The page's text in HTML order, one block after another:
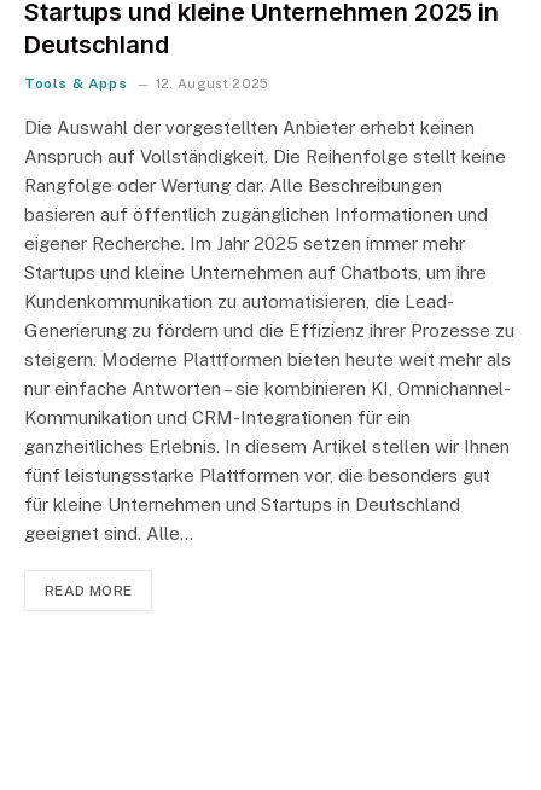
Startups und kleine Unternehmen 2025 in
Deutschland
Tools & Apps 12. August 2025
Die Auswahl der vorgestellten Anbieter erhebt keinen
Anspruch auf Vollständigkeit. Die Reihenfolge stellt keine
Rangfolge oder Wertung dar. Alle Beschreibungen
basieren auf öffentlich zugänglichen Informationen und
eigener Recherche. Im Jahr 2025 setzen immer mehr
Startups und kleine Unternehmen auf Chatbots, um ihre
Kundenkommunikation zu automatisieren, die Lead-
Generierung zu fördern und die Effizienz ihrer Prozesse zu
steigern. Moderne Plattformen bieten heute weit mehr als
nur einfache Antworten – sie kombinieren KI, Omnichannel-
Kommunikation und CRM-Integrationen für ein
ganzheitliches Erlebnis. In diesem Artikel stellen wir Ihnen
fünf leistungsstarke Plattformen vor, die besonders gut
für kleine Unternehmen und Startups in Deutschland
geeignet sind. Alle…
READ MORE